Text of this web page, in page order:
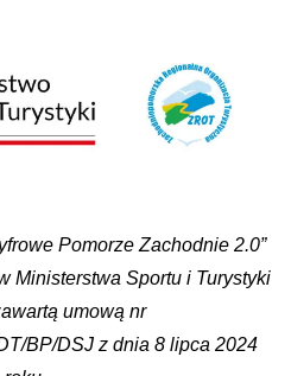
Pomorze Zachodnie 2.0”
Ministerstwa Sportu i Turystyki
umową nr
BP/DSJ z dnia 8 lipca 2024